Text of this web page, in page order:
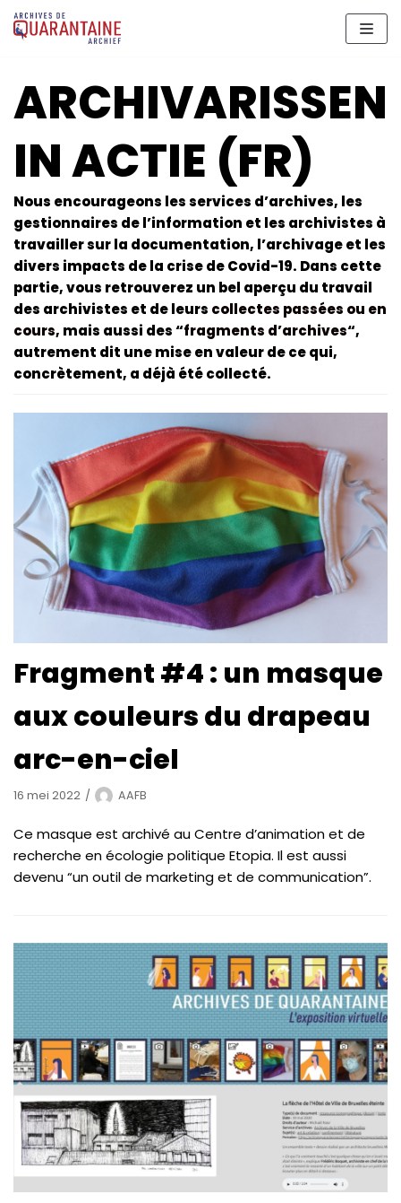
Meteen
naar
inhoud
ARCHIVARISSEN
IN ACTIE (FR)
Nous encourageons les services d’archives, les
gestionnaires de l’information et les archivistes à
travailler sur la documentation, l’archivage et les
divers impacts de la crise de Covid-19. Dans cette
partie, vous retrouverez un bel aperçu du travail
des archivistes et de leurs collectes passées ou en
cours, mais aussi des “fragments d’archives“,
autrement dit une mise en valeur de ce qui,
concrètement, a déjà été collecté.
Fragment #4 : un masque
aux couleurs du drapeau
arc-en-ciel
16 mei 2022 AAFB
Ce masque est archivé au Centre d’animation et de
recherche en écologie politique Etopia. Il est aussi
devenu “un outil de marketing et de communication”.